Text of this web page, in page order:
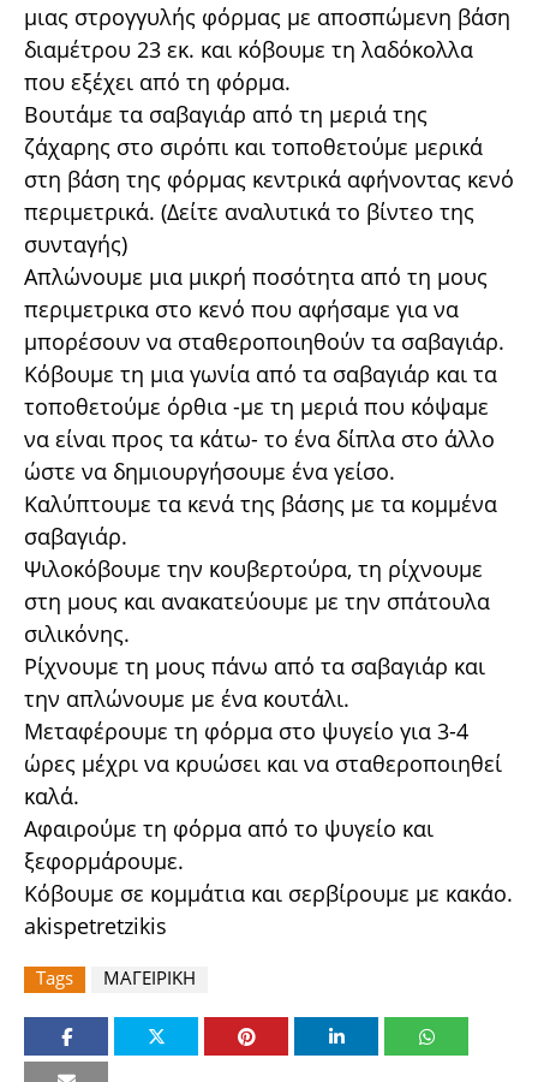
μιας στρογγυλής φόρμας με αποσπώμενη βάση
διαμέτρου 23 εκ. και κόβουμε τη λαδόκολλα
που εξέχει από τη φόρμα.
Βουτάμε τα σαβαγιάρ από τη μεριά της
ζάχαρης στο σιρόπι και τοποθετούμε μερικά
στη βάση της φόρμας κεντρικά αφήνοντας κενό
περιμετρικά. (Δείτε αναλυτικά το βίντεο της
συνταγής)
Απλώνουμε μια μικρή ποσότητα από τη μους
περιμετρικα στο κενό που αφήσαμε για να
μπορέσουν να σταθεροποιηθούν τα σαβαγιάρ.
Κόβουμε τη μια γωνία από τα σαβαγιάρ και τα
τοποθετούμε όρθια -με τη μεριά που κόψαμε
να είναι προς τα κάτω- το ένα δίπλα στο άλλο
ώστε να δημιουργήσουμε ένα γείσο.
Καλύπτουμε τα κενά της βάσης με τα κομμένα
σαβαγιάρ.
Ψιλοκόβουμε την κουβερτούρα, τη ρίχνουμε
στη μους και ανακατεύουμε με την σπάτουλα
σιλικόνης.
Ρίχνουμε τη μους πάνω από τα σαβαγιάρ και
την απλώνουμε με ένα κουτάλι.
Μεταφέρουμε τη φόρμα στο ψυγείο για 3-4
ώρες μέχρι να κρυώσει και να σταθεροποιηθεί
καλά.
Αφαιρούμε τη φόρμα από το ψυγείο και
ξεφορμάρουμε.
Κόβουμε σε κομμάτια και σερβίρουμε με κακάο.
akispetretzikis
Tags ΜΑΓΕΙΡΙΚΗ